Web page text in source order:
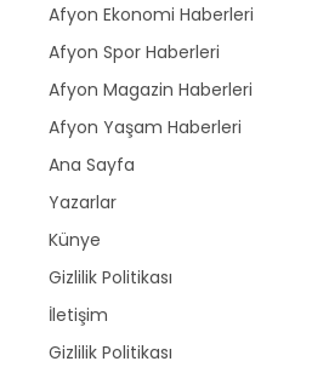
Afyon Ekonomi Haberleri
Afyon Spor Haberleri
Afyon Magazin Haberleri
Afyon Yaşam Haberleri
Ana Sayfa
Yazarlar
Künye
Gizlilik Politikası
İletişim
Gizlilik Politikası